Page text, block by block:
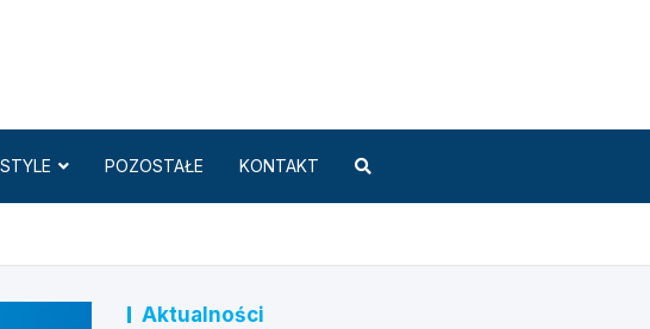
POZOSTAŁE KONTAKT
Aktualności